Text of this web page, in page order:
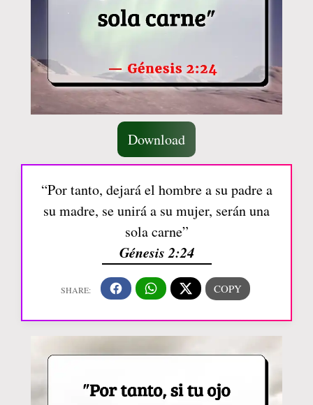
Download
“Por tanto, dejará el hombre a su padre a
su madre, se unirá a su mujer, serán una
sola carne”
Génesis 2:24